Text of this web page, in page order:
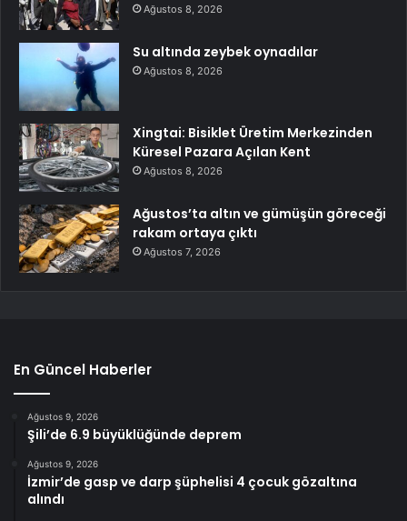
Ağustos 8, 2026
Su altında zeybek oynadılar
Ağustos 8, 2026
Xingtai: Bisiklet Üretim Merkezinden
Küresel Pazara Açılan Kent
Ağustos 8, 2026
Ağustos’ta altın ve gümüşün göreceği
rakam ortaya çıktı
Ağustos 7, 2026
En Güncel Haberler
Ağustos 9, 2026
Şili’de 6.9 büyüklüğünde deprem
Ağustos 9, 2026
İzmir’de gasp ve darp şüphelisi 4 çocuk gözaltına
alındı